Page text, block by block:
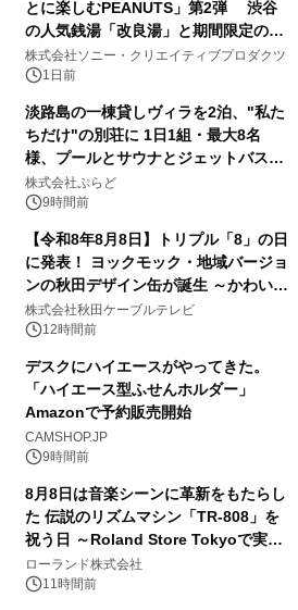
とに楽しむPEANUTS」第2弾 渋谷
の人気銭湯「改良湯」と期間限定のコ
ラボレーション サウナイキタイコラ
ボグッズも発売決定！
株式会社ソニー・クリエイティブプロダクツ
1日前
淡路島の一棟貸しヴィラを2泊、"私た
ちだけ"の別荘に 1日1組・最大8名
様、プールとサウナとジェットバス付
きで Villa Mon Temps AWAJIの連泊
素泊りプラン
株式会社ぷらど
9時間前
【令和8年8月8日】トリプル「8」の日
に発表！ ヨックモック・地域バージョ
ンの秋田デザイン缶が誕生 ～かわいい
秋田犬の子犬と秋田の四季と名所を巡
るパッケージ～ 9月1日(火)秋田県内で
株式会社秋田ケーブルテレビ
12時間前
デスクにハイエースがやってきた。
「ハイエース型ふせんホルダー」
Amazonで予約販売開始
CAMSHOP.JP
9時間前
8月8日は音楽シーンに革新をもたらし
た 伝説のリズムマシン「TR-808」を
祝う日 ～Roland Store Tokyoで実機
を展示しての 記念キャンペーンを開
催 英国ラジオ「NTS」の 特別プログ
ローランド株式会社
11時間前